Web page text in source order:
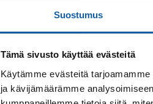
Suostumus
Tämä sivusto käyttää evästeitä
Käytämme evästeitä
ja kävijämäärämme